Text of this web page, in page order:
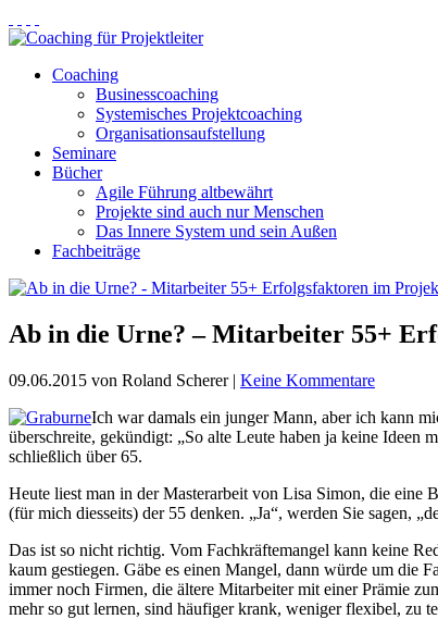
Coaching
Businesscoaching
Systemisches Projektcoaching
Organisationsaufstellung
Seminare
Bücher
Agile Führung altbewährt
Projekte sind auch nur Menschen
Das Innere System und sein Außen
Fachbeiträge
Ab in die Urne? – Mitarbeiter 55+
09.06.2015 von Roland Scherer| Keine Kommentare
Ich war damals ein junger Mann, aber ich kann
überschreite, gekündigt: „So alte Leute haben ja keine Ideen
schließlich über 65.
Heute liest man in der Masterarbeit von Lisa Simon, die eine
(für mich diesseits) der 55 denken. „Ja“, werden Sie sagen,
Das ist so nicht richtig. Vom Fachkräftemangel kann keine
kaum gestiegen. Gäbe es einen Mangel, dann würde um die
immer noch Firmen, die ältere Mitarbeiter mit einer Prämie
mehr so gut lernen, sind häufiger krank, weniger flexibel, zu